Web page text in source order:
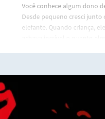
Você conhece algum dono
Desde pequeno cresci
elefante. Quando criança,
vagando por aí eles pegam
estaca de madeira